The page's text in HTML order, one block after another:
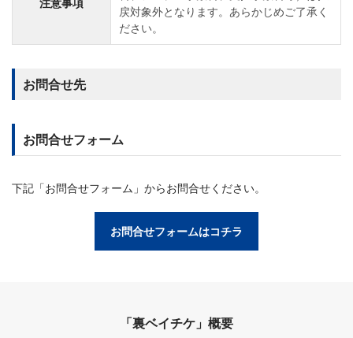
戻対象外となります。あらかじめご了承く
ださい。
お問合せ先
お問合せフォーム
下記「お問合せフォーム」からお問合せください。
お問合せフォームはコチラ
「裏ベイチケ」概要